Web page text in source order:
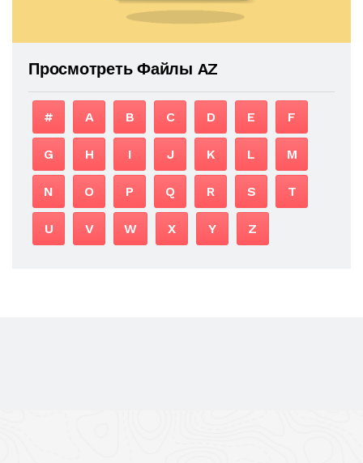
Просмотреть Файлы AZ
# A B C D E F
G H I J K L M
N O P Q R S T
U V W X Y Z